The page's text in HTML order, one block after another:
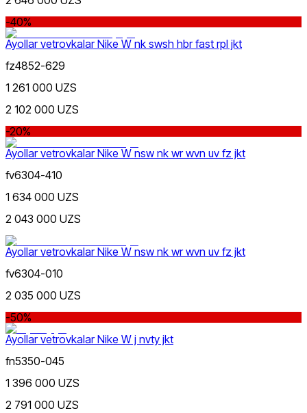
Qora
Oq
Kulrang
Moviy
Ommabop
Doʻkonlarda mavjud
Nike Tashkent Amir Temur
Nike Tashkent City Mall
-40%
Ayollar vetrovkalar Nike W nk swsh hbr fast rpl jkt
fz4852-629
1 261 000 UZS
2 102 000 UZS
-20%
Ayollar vetrovkalar Nike W nsw nk wr wvn uv fz jkt
fv6304-410
1 634 000 UZS
2 043 000 UZS
Ayollar vetrovkalar Nike W nsw nk wr wvn uv fz jkt
fv6304-010
2 035 000 UZS
-50%
Ayollar vetrovkalar Nike W j nvty jkt
fn5350-045
1 396 000 UZS
2 791 000 UZS